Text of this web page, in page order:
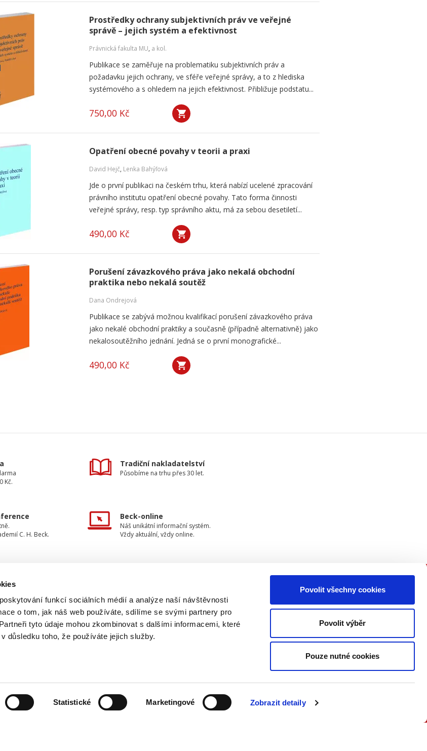
funkcí sociálních médií a analýze naší návštěvnosti
o tom, jak náš web používáte, sdílíme se svými partnery pro
tyto údaje mohou zkombinovat s dalšími informacemi, které
důsledku toho, že používáte jejich služby.
Statistické Marketingové Zobrazit detaily
Povolit všechny cookies
Povolit výběr
Pouze nutné cookies
Prostředky ochrany subjektivních práv ve veřejné
správě – jejich systém a efektivnost
Právnická fakulta MU, a kol.
Publikace se zaměřuje na problematiku subjektivních práv a
požadavku jejich ochrany, ve sféře veřejné správy, a to z hlediska
systémového a s ohledem na jejich efektivnost. Přibližuje podstatu...
750,00 Kč
Opatření obecné povahy v teorii a praxi
David Hejč, Lenka Bahýľová
Jde o první publikaci na českém trhu, která nabízí ucelené zpracování
právního institutu opatření obecné povahy. Tato forma činnosti
veřejné správy, resp. typ správního aktu, má za sebou desetiletí...
490,00 Kč
Porušení závazkového práva jako nekalá obchodní
praktika nebo nekalá soutěž
Dana Ondrejová
Publikace se zabývá možnou kvalifikací porušení závazkového práva
jako nekalé obchodní praktiky a současně (případně alternativně) jako
nekalosoutěžního jednání. Jedná se o první monografické...
490,00 Kč
Kč.
Tradiční nakladatelství
Působíme na trhu přes 30 let.
C. H. Beck.
Beck-online
Náš unikátní informační systém.
Vždy aktuální, vždy online.
NÁS
348
INFORMACE
O nakladatelství
Ochrana osobních údajů
Kontakty
PŘIPOJTE SE K NÁM
Buďte informovaní o našich
konferencích a akčních nabídkách
Přečtěte si, jak naše nakladatelství